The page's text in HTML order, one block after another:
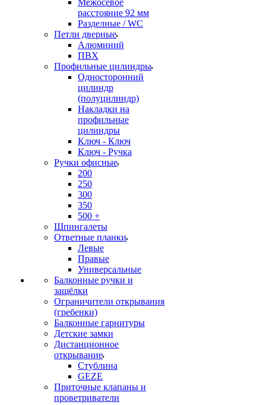
Межосевое
расстояние 92 мм
Разделные / WC
Петли дверные
Алюминий
ПВХ
Профильные цилиндры
Односторонний
цилиндр
(полуцилиндр)
Накладки на
профильные
цилиндры
Ключ - Ключ
Ключ - Ручка
Ручки офисные
200
250
300
350
500 +
Шпингалеты
Ответные планки
Левые
Правые
Универсальные
Балконные ручки и
защёлки
Ограничители открывания
(гребенки)
Балконные гарнитуры
Детские замки
Дистанционное
открывание
Стублина
GEZE
Приточные клапаны и
проветриватели